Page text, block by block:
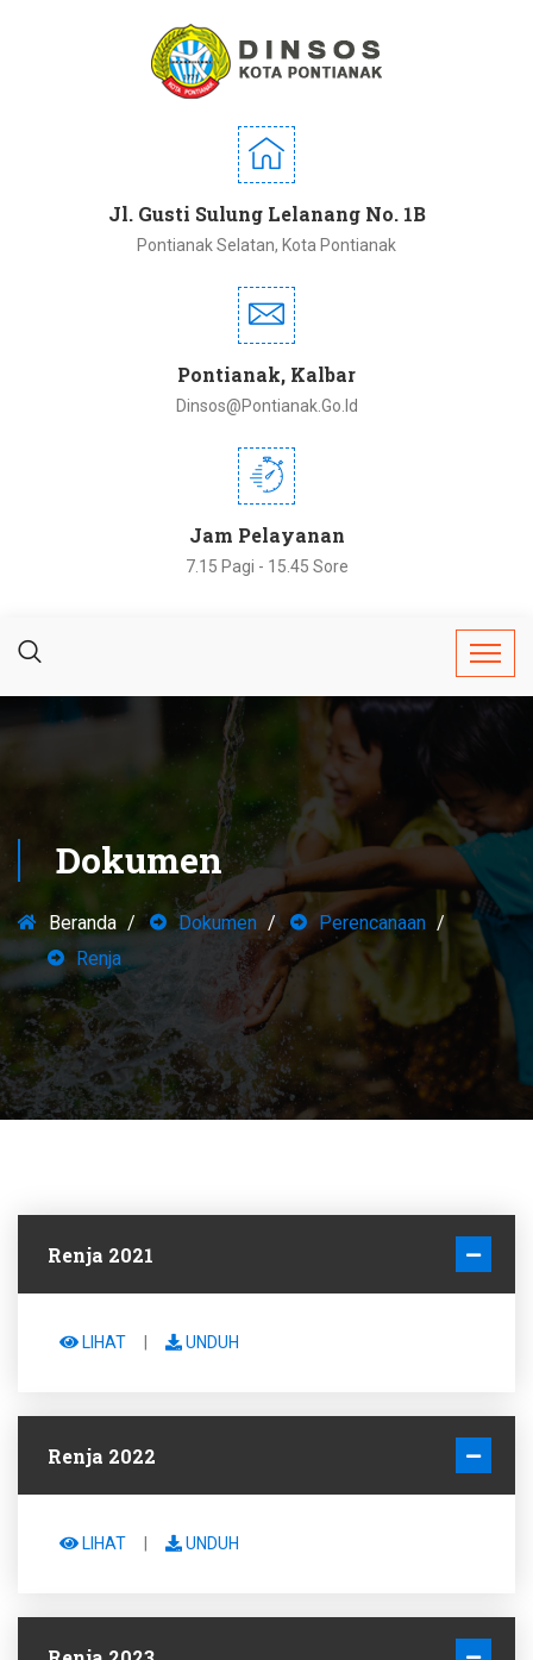
Jl. Gusti Sulung Lelanang No. 1B
Pontianak Selatan, Kota Pontianak
Pontianak, Kalbar
Dinsos@pontianak.go.id
Jam Pelayanan
7.15 Pagi - 15.45 Sore
Dokumen
Beranda Dokumen
Perencanaan
Renja
Renja 2021
LIHAT UNDUH
Renja 2022
LIHAT UNDUH